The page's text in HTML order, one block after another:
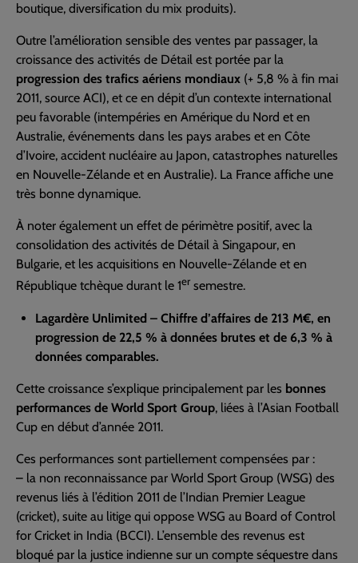
boutique, diversification du mix produits).
Outre l’amélioration sensible des ventes par passager, la
croissance des activités de Détail est portée par la
progression des trafics aériens mondiaux (+ 5,8 % à fin mai
2011, source ACI), et ce en dépit d’un contexte international
peu favorable (intempéries en Amérique du Nord et en
Australie, événements dans les pays arabes et en Côte
d’Ivoire, accident nucléaire au Japon, catastrophes naturelles
en Nouvelle-Zélande et en Australie). La France affiche une
très bonne dynamique.
À noter également un effet de périmètre positif, avec la
consolidation des activités de Détail à Singapour, en
Bulgarie, et les acquisitions en Nouvelle-Zélande et en
République tchèque durant le 1er semestre.
Lagardère Unlimited – Chiffre d’affaires de 213 M€, en
progression de 22,5 % à données brutes et de 6,3 % à
données comparables.
Cette croissance s’explique principalement par les bonnes
performances de World Sport Group, liées à l’Asian Football
Cup en début d’année 2011.
Ces performances sont partiellement compensées par :
– la non reconnaissance par World Sport Group (WSG) des
revenus liés à l’édition 2011 de l’Indian Premier League
(cricket), suite au litige qui oppose WSG au Board of Control
for Cricket in India (BCCI). L’ensemble des revenus est
bloqué par la justice indienne sur un compte séquestre dans